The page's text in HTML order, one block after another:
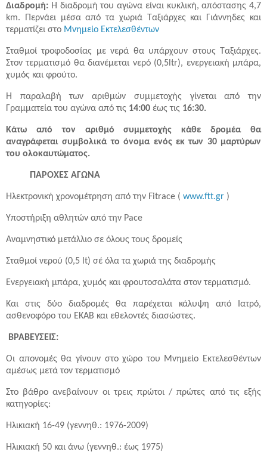
Διαδρομή: Η διαδρομή του αγώνα είναι κυκλική, απόστασης 4,7
km. Περνάει μέσα από τα χωριά Ταξιάρχες και Γιάννηδες και
τερματίζει στο Μνημείο Εκτελεσθέντων
Σταθμοί τροφοδοσίας με νερά θα υπάρχουν στους Ταξιάρχες.
Στον τερματισμό θα διανέμεται νερό (0,5ltr), ενεργειακή μπάρα,
χυμός και φρούτο.
Η παραλαβή των αριθμών συμμετοχής γίνεται από την
Γραμματεία του αγώνα από τις 14:00 έως τις 16:30.
Κάτω από τον αριθμό συμμετοχής κάθε δρομέα θα
αναγράφεται συμβολικά το όνομα ενός εκ των 30 μαρτύρων
του ολοκαυτώματος.
ΠΑΡΟΧΕΣ ΑΓΩΝΑ
Ηλεκτρονική χρονομέτρηση από την Fitrace ( www.ftt.gr )
Υποστήριξη αθλητών από την Pace
Αναμνηστικό μετάλλιο σε όλους τους δρομείς
Σταθμοί νερού (0,5 lt) σέ όλα τα χωριά της διαδρομής
Ενεργειακή μπάρα, χυμός και φρουτοσαλάτα στον τερματισμό.
Και στις δύο διαδρομές θα παρέχεται κάλυψη από Ιατρό,
ασθενοφόρο του ΕΚΑΒ και εθελοντές διασώστες.
ΒΡΑΒΕΥΣΕΙΣ:
Οι απονομές θα γίνουν στο χώρο του Μνημείο Εκτελεσθέντων
αμέσως μετά τον τερματισμό
Στο βάθρο ανεβαίνουν οι τρεις πρώτοι / πρώτες από τις εξής
κατηγορίες:
Ηλικιακή 16-49 (γεννηθ.: 1976-2009)
Ηλικιακή 50 και άνω (γεννηθ.: έως 1975)